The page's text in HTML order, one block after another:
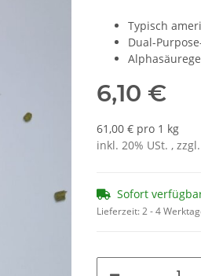
Typisch
Dual-
6,10 €
61,00 € pro 1 kg
inkl. 20% USt. , zzgl.
Sofort
Lieferzeit:2 - 4